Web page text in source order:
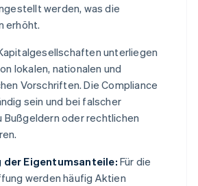
werden, was die
erhöht.
unterliegen
lokalen, nationalen und
Vorschriften. Die Compliance
sein und bei falscher
Bußgeldern oder rechtlichen
der Eigentumsanteile: Für die
werden häufig Aktien